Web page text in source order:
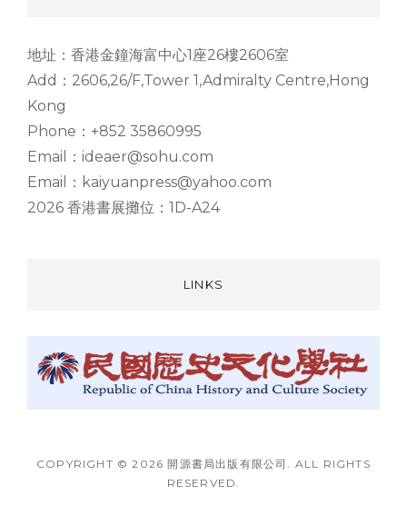
地址：香港金鐘海富中心1座26樓2606室
Add：2606,26/F,Tower 1,Admiralty Centre,Hong
Kong
Phone：+852 35860995
Email：ideaer@sohu.com
Email：kaiyuanpress@yahoo.com
2026 香港書展攤位：1D-A24
LINKS
COPYRIGHT © 2026 開源書局出版有限公司. ALL RIGHTS
RESERVED.